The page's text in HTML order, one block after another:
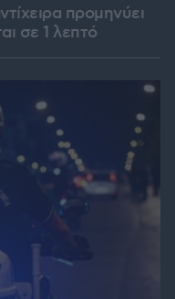
προμηνύει
σε 1 λεπτό